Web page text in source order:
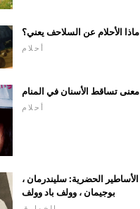
ماذا الأحلام عن السلاحف يعني؟
أحلام
معنى تساقط الأسنان في المنام
أحلام
الأساطير الحضرية: سليندرمان ،
بوجيمان ، وولف باد وولف